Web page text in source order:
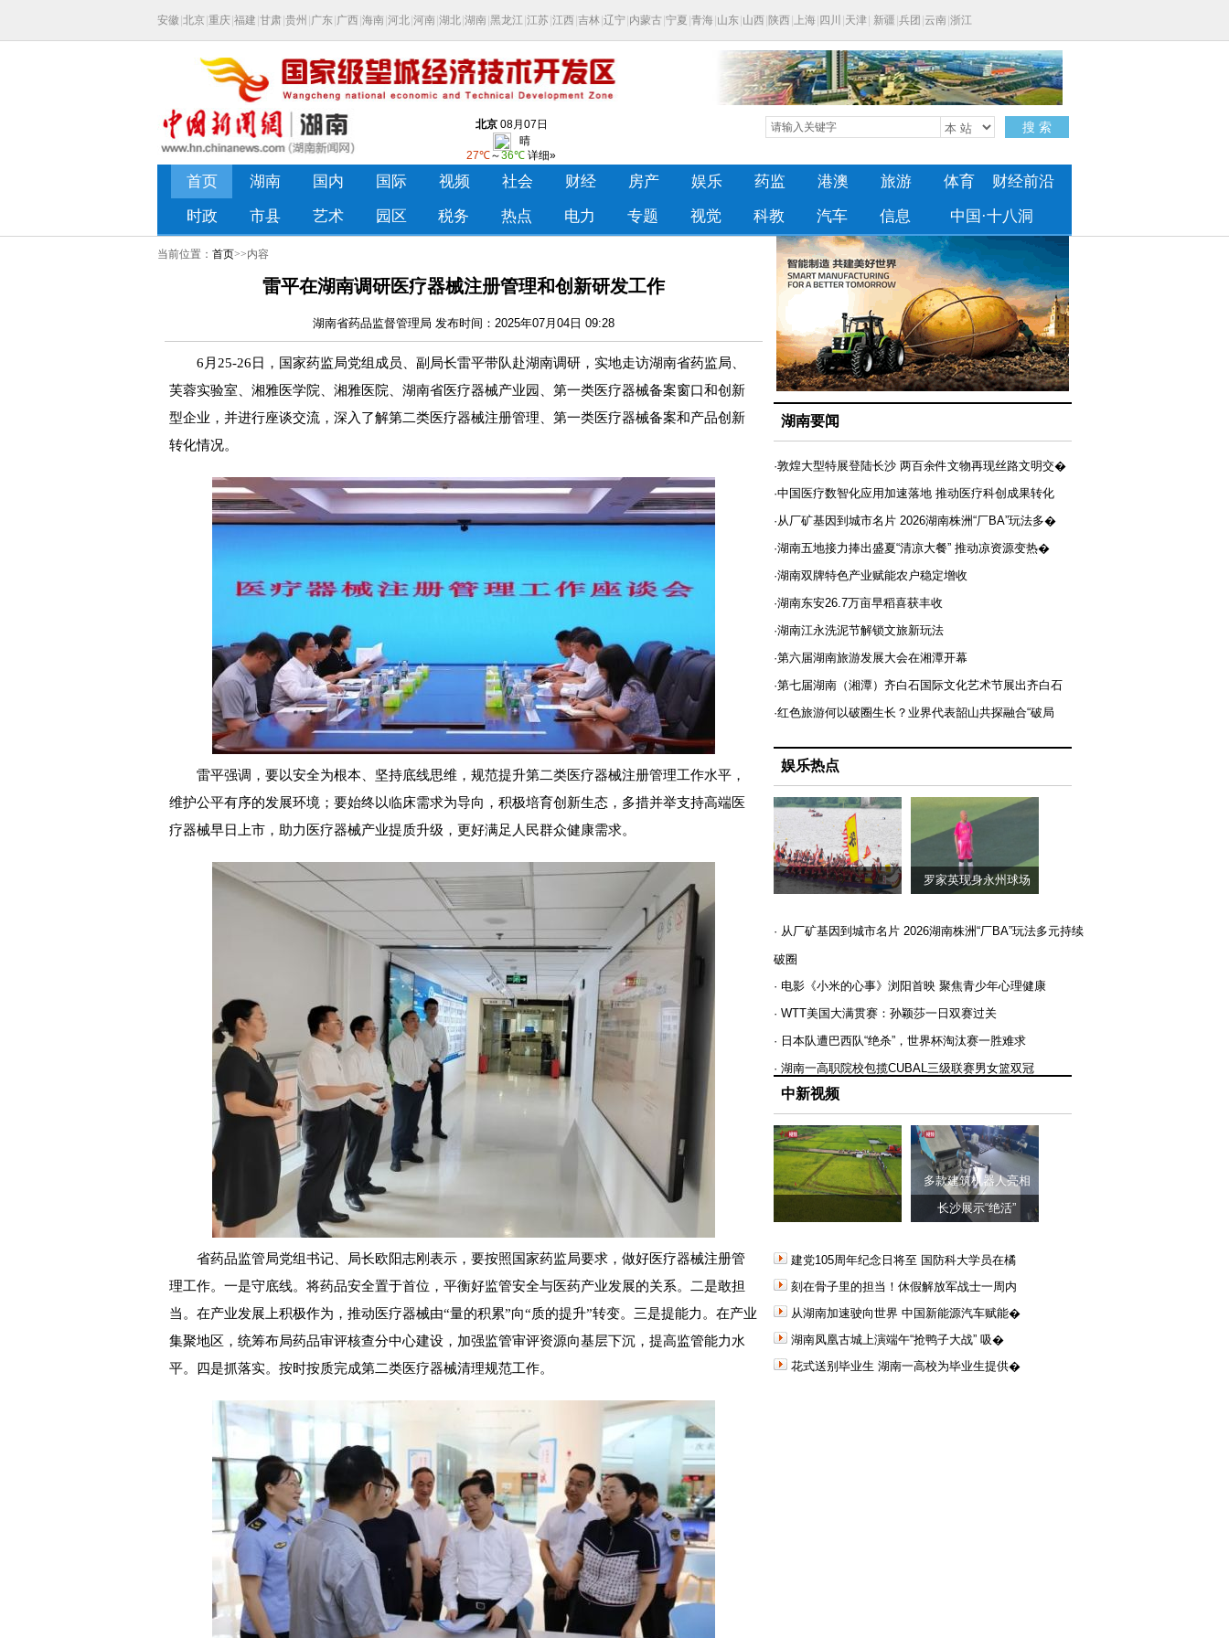
当前位置： 首页>>内容
雷平在湖南调研医疗器械注册管理和创新研发工作
湖南省药品监督管理局 发布时间：2025年07月04日 09:28
6月25-26日，国家药监局党组成员、副局长雷平带队赴湖南调研，实地走访湖南省药监局、
芙蓉实验室、湘雅医学院、湘雅医院、湖南省医疗器械产业园、第一类医疗器械备案窗口和创新
型企业，并进行座谈交流，深入了解第二类医疗器械注册管理、第一类医疗器械备案和产品创新
转化情况。
雷平强调，要以安全为根本、坚持底线思维，规范提升第二类医疗器械注册管理工作水平，
维护公平有序的发展环境；要始终以临床需求为导向，积极培育创新生态，多措并举支持高端医
疗器械早日上市，助力医疗器械产业提质升级，更好满足人民群众健康需求。
省药品监管局党组书记、局长欧阳志刚表示，要按照国家药监局要求，做好医疗器械注册管
理工作。一是守底线。将药品安全置于首位，平衡好监管安全与医药产业发展的关系。二是敢担
当。在产业发展上积极作为，推动医疗器械由“量的积累”向“质的提升”转变。三是提能力。在产业
集聚地区，统筹布局药品审评核查分中心建设，加强监管审评资源向基层下沉，提高监管能力水
平。四是抓落实。按时按质完成第二类医疗器械清理规范工作。
湖南要闻
·敦煌大型特展登陆长沙 两百余件文物再现丝路文明交�
·中国医疗数智化应用加速落地 推动医疗科创成果转化
·从厂矿基因到城市名片 2026湖南株洲“厂BA”玩法多�
·湖南五地接力捧出盛夏“清凉大餐” 推动凉资源变热�
·湖南双牌特色产业赋能农户稳定增收
·湖南东安26.7万亩早稻喜获丰收
·湖南江永洗泥节解锁文旅新玩法
·第六届湖南旅游发展大会在湘潭开幕
·第七届湖南（湘潭）齐白石国际文化艺术节展出齐白石
·红色旅游何以破圈生长？业界代表韶山共探融合“破局
娱乐热点
罗家英现身永州球场
· 从厂矿基因到城市名片 2026湖南株洲“厂BA”玩法多元持续
破圈
· 电影《小米的心事》浏阳首映 聚焦青少年心理健康
· WTT美国大满贯赛：孙颖莎一日双赛过关
· 日本队遭巴西队“绝杀”，世界杯淘汰赛一胜难求
· 湖南一高职院校包揽CUBAL三级联赛男女篮双冠
中新视频
多款建筑机器人亮相
长沙展示“绝活”
建党105周年纪念日将至 国防科大学员在橘
刻在骨子里的担当！休假解放军战士一周内
从湖南加速驶向世界 中国新能源汽车赋能�
湖南凤凰古城上演端午“抢鸭子大战” 吸�
花式送别毕业生 湖南一高校为毕业生提供�